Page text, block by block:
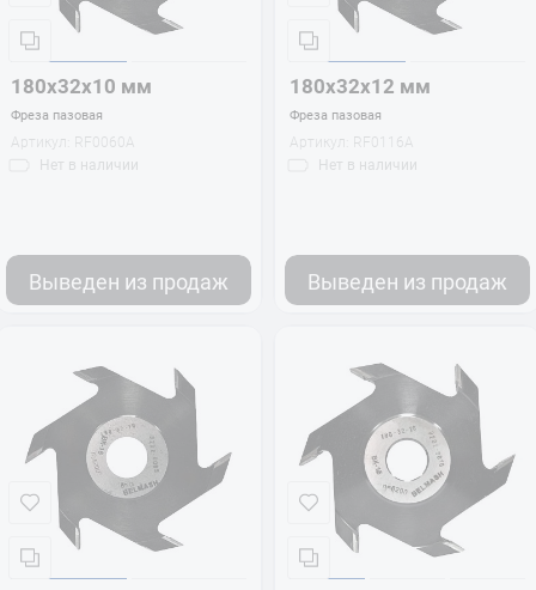
180х32х10 мм
Фреза пазовая
Артикул:
RF0060A
Нет в наличии
Выведен из продаж
180х32х12 мм
Фреза пазовая
Артикул:
RF0116A
Нет в наличии
Выведен из продаж